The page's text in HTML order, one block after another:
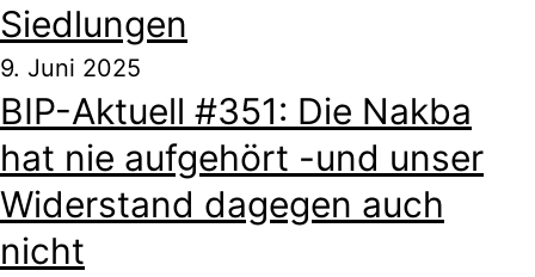
Siedlungen
9. Juni 2025
BIP-Aktuell #351: Die Nakba
hat nie aufgehört -und unser
Widerstand dagegen auch
nicht